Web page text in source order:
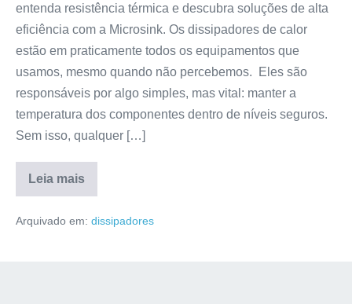
entenda resistência térmica e descubra soluções de alta
eficiência com a Microsink. Os dissipadores de calor
estão em praticamente todos os equipamentos que
usamos, mesmo quando não percebemos. Eles são
responsáveis por algo simples, mas vital: manter a
temperatura dos componentes dentro de níveis seguros.
Sem isso, qualquer […]
Leia mais
Arquivado em: dissipadores